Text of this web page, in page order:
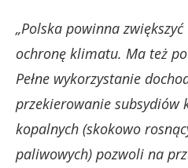
„Polska powinna
ochronę klimatu. Ma też
Pełne wykorzystanie
przekierowanie subsydiów
kopalnych (skokowo
paliwowych) pozwoli na